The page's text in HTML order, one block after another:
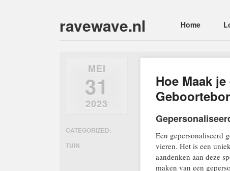
ravewave.nl Main menu
Home
Hoe Maak
Een gepersonaliseerd
vieren. Het is een
aandenken aan deze
maken van een
MEI
31
2023
CATEGORIZED:
TUIN